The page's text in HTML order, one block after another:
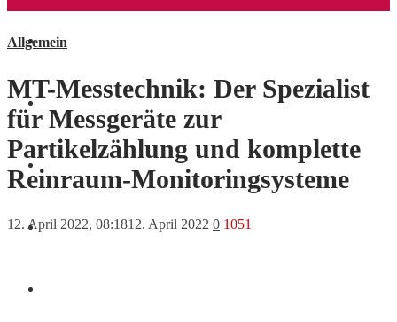
Allgemein
News
Finanzen
Allgemein
MT-Messtechnik: Der Spezialist
für Messgeräte zur
Partikelzählung und komplette
Reinraum-Monitoringsysteme
12. April 2022, 08:1812. April 2022 0 1051